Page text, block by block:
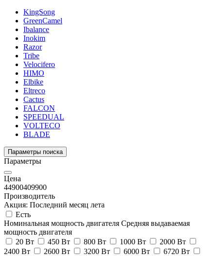
KingSong
GreenCamel
Ibalance
Inokim
Razor
Tribe
Velocifero
HIMO
Elbike
Eltreco
Cactus
FALCON
SPEEDUAL
VOLTECO
BLADE
Параметры поиска
Параметры
Цена
44900409900
Производитель
Акция: Последний месяц лета
Есть
Номинальная мощность двигателя Средняя выдаваемая
мощность двигателя
20 Вт
450 Вт 800 Вт 1000 Вт
2000 Вт
2400 Вт
2600 Вт 3200 Вт 6000 Вт
6720 Вт